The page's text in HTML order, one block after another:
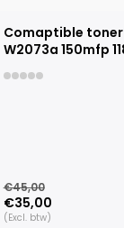
Comaptible toner
W2073a 150mfp
€45,00
€35,00
(Excl. btw)